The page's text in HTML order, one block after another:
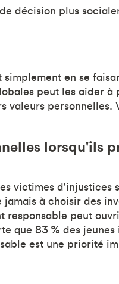
décision plus
en se
peut les aider à
valeurs personnelles.
lorsqu'ils
victimes d'injustices
à choisir des
responsable peut
que 83 % des jeunes
est une priorité